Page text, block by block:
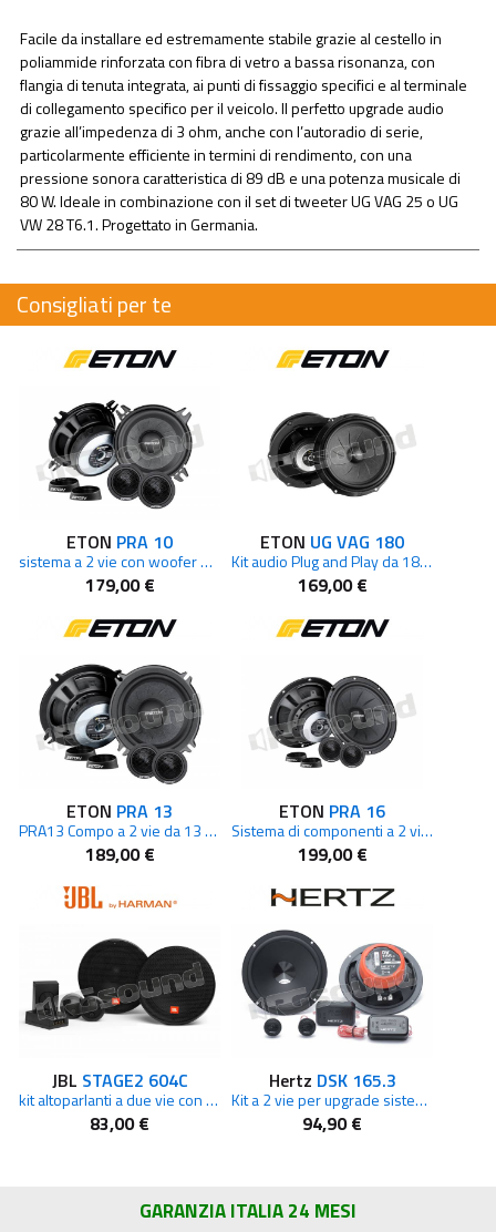
Facile da installare ed estremamente stabile grazie al cestello in
poliammide rinforzata con fibra di vetro a bassa risonanza, con
flangia di tenuta integrata, ai punti di fissaggio specifici e al terminale
di collegamento specifico per il veicolo. Il perfetto upgrade audio
grazie all’impedenza di 3 ohm, anche con l’autoradio di serie,
particolarmente efficiente in termini di rendimento, con una
pressione sonora caratteristica di 89 dB e una potenza musicale di
80 W. Ideale in combinazione con il set di tweeter UG VAG 25 o UG
VW 28 T6.1. Progettato in Germania.
Consigliati per te
ETON PRA 10
sistema a 2 vie con woofer 10cm
179,00 €
ETON UG VAG 180
Kit audio Plug and Play da 180 mm per diversi modelli V.A.G.
169,00 €
ETON PRA 13
PRA13 Compo a 2 vie da 13 cm
189,00 €
ETON PRA 16
Sistema di componenti a 2 vie da 165 mm (6,5")
199,00 €
JBL STAGE2 604C
kit altoparlanti a due vie con woofer 165 mm
83,00 €
Hertz DSK 165.3
Kit a 2 vie per upgrade sistema audio originale
94,90 €
GARANZIA ITALIA 24 MESI